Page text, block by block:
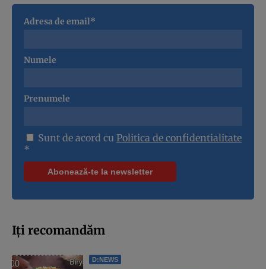
Adresa de email*
Numele
Prenumele
Sunt de acord cu Politica de confidentialitate
*
Iți recomandăm
D:NEWS